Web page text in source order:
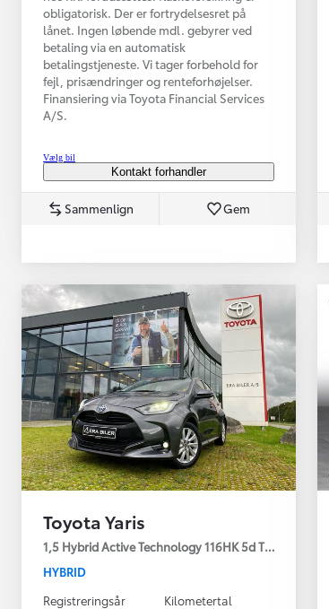
Fra kr. 349.990
HYBRID
obligatorisk. Der er fortrydelsesret på
lånet. Ingen løbende mdl. gebyrer ved
betaling via en automatisk
betalingstjeneste. Vi tager forbehold for
fejl, prisændringer og renteforhøjelser.
Finansiering via Toyota Financial Services
A/S.
Vælg bil
Kontakt forhandler
Sammenlign Gem
Toyota Yaris
1,5 Hybrid Active Technology 116HK 5d Trinl. Gear
HYBRID
Registreringsår
Kilometertal